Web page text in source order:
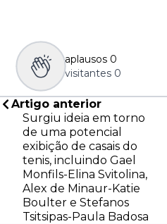
aplausos 0
visitantes 0
Artigo anterior
Surgiu ideia em torno
de uma potencial
exibição de casais do
tenis, incluindo Gael
Monfils-Elina Svitolina,
Alex de Minaur-Katie
Boulter e Stefanos
Tsitsipas-Paula Badosa